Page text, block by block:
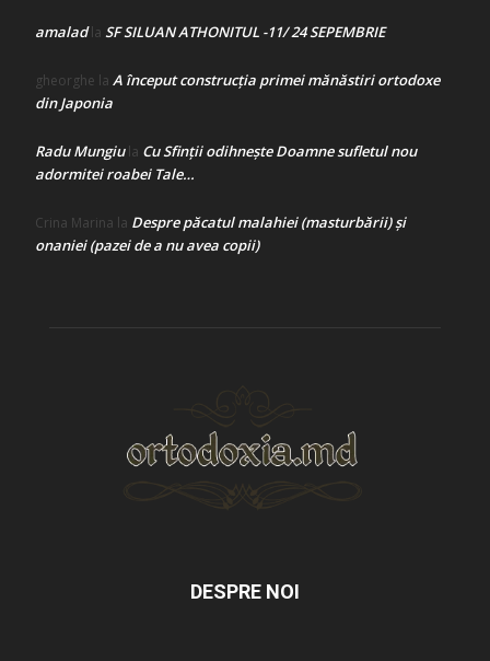
amaladla SF SILUAN ATHONITUL -11/ 24 SEPEMBRIE
gheorghe la A început construcţia primei mănăstiri ortodoxe
din Japonia
Radu Mungiula Cu Sfinții odihnește Doamne sufletul nou
adormitei roabei Tale…
Crina Marina la Despre păcatul malahiei (masturbării) şi
onaniei (pazei de a nu avea copii)
DESPRE NOI